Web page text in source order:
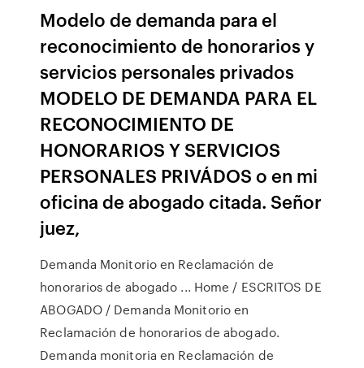
Modelo de demanda para el
reconocimiento de honorarios y
servicios personales privados
MODELO DE DEMANDA PARA EL
RECONOCIMIENTO DE
HONORARIOS Y SERVICIOS
PERSONALES PRIVÁDOS o en mi
oficina de abogado citada. Señor
juez,
Demanda Monitorio en Reclamación de
honorarios de abogado ... Home / ESCRITOS DE
ABOGADO / Demanda Monitorio en
Reclamación de honorarios de abogado.
Demanda monitoria en Reclamación de